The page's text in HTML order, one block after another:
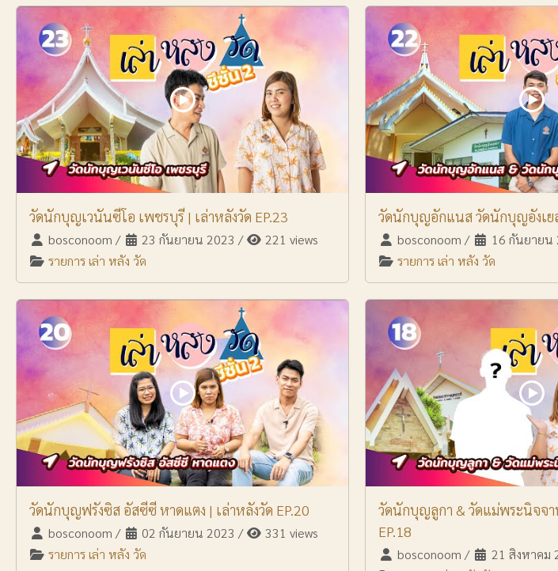
วัดนักบุญเวนันซีโอ เพชรบุรี | เล่าหลังวัด EP.23
bosconoom / 23 กันยายน 2023 /
221 views
รายการ เล่า หลัง วัด
วัดนักบุญอักแนส วัดนักบุญอังเยล
bosconoom / 16 กันยายน
รายการ เล่า หลัง วัด
วัดนักบุญฟรังซิส อัสซีซี หาดแตง | เล่าหลังวัด EP.20
bosconoom / 02 กันยายน 2023 /
331 views
รายการ เล่า หลัง วัด
วัดนักบุญลูกา & วัดแม่พระนิจจา
EP.18
bosconoom / 21 สิงหาคม